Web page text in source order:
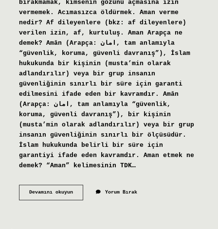
bırakmamak, kimsenin gözünü açmasına izin
vermemek. Acımasızca öldürmek. Aman verme
nedir? Af dileyenlere (bkz: af dileyenlere)
verilen izin, af, kurtuluş. Aman Arapça ne
demek? Amān (Arapça: امان‎, tam anlamıyla
“güvenlik, koruma, güvenli davranış”), İslam
hukukunda bir kişinin (musta’min olarak
adlandırılır) veya bir grup insanın
güvenliğinin sınırlı bir süre için garanti
edilmesini ifade eden bir kavramdır. Amān
(Arapça: امان‎, tam anlamıyla “güvenlik,
koruma, güvenli davranış”), bir kişinin
(musta’min olarak adlandırılır) veya bir grup
insanın güvenliğinin sınırlı bir ölçüsüdür.
İslam hukukunda belirli bir süre için
garantiyi ifade eden kavramdır. Aman etmek ne
demek? “Aman” kelimesinin TDK…
Devamını okuyunAmanvermez
Yorum Bırak